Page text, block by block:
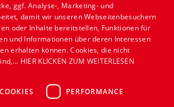
vor Beginn der
eine jährliche
Ein Fachmann
dass alle Teile
funktionieren und
frühzeitig
ggf. Analyse-, Marketing- und
damit wir unseren Webseitenbesuchern
oder Inhalte bereitstellen, Funktionen für
und Informationen über deren Interessen
erhalten können. Cookies, die nicht
HIER KLICKEN ZUM WEITERLESEN
PERFORMANCE